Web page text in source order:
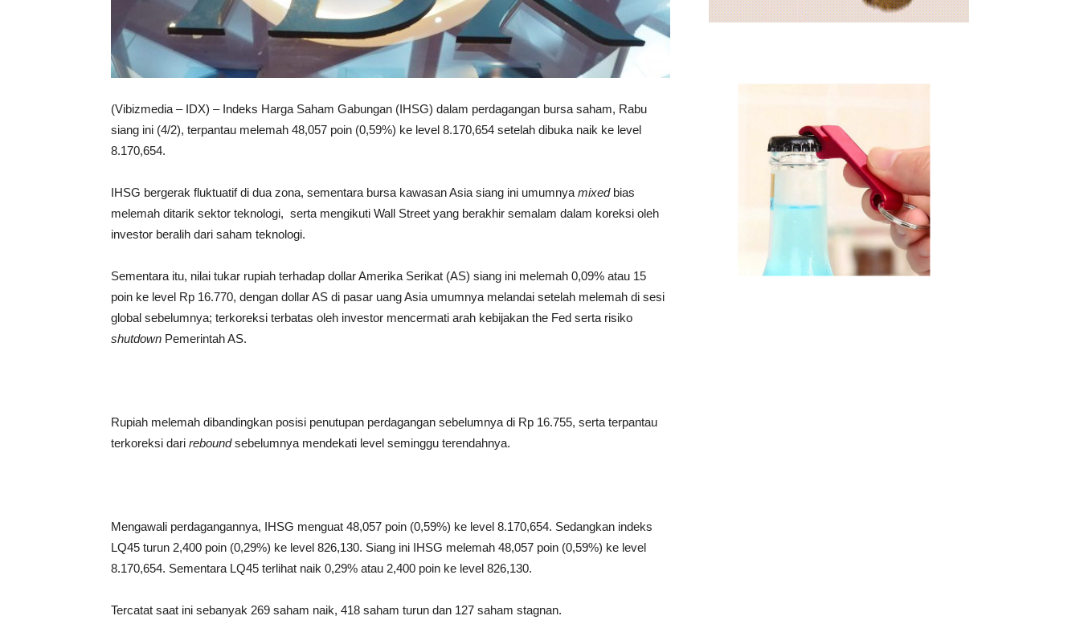
(Vibizmedia – IDX) – Indeks Harga Saham Gabungan (IHSG) dalam perdagangan bursa saham, Rabu
siang ini (4/2), terpantau melemah 48,057 poin (0,59%) ke level 8.170,654 setelah dibuka naik ke level
8.170,654.
IHSG bergerak fluktuatif di dua zona, sementara bursa kawasan Asia siang ini umumnya mixedbias
melemah ditarik sektor teknologi, serta mengikuti Wall Street yang berakhir semalam dalam koreksi oleh
investor beralih dari saham teknologi.
Sementara itu, nilai tukar rupiah terhadap dollar Amerika Serikat (AS) siang ini melemah 0,09% atau 15
poin ke level Rp 16.770, dengan dollar AS di pasar uang Asia umumnya melandai setelah melemah di sesi
global sebelumnya; terkoreksi terbatas oleh investor mencermati arah kebijakan the Fed serta risiko
shutdown Pemerintah AS.
Rupiah melemah dibandingkan posisi penutupan perdagangan sebelumnya di Rp 16.755, serta terpantau
terkoreksi dari reboundsebelumnya mendekati level seminggu terendahnya.
Mengawali perdagangannya, IHSG menguat 48,057 poin (0,59%) ke level 8.170,654. Sedangkan indeks
LQ45 turun 2,400 poin (0,29%) ke level 826,130. Siang ini IHSG melemah 48,057 poin (0,59%) ke level
8.170,654. Sementara LQ45 terlihat naik 0,29% atau 2,400 poin ke level 826,130.
Tercatat saat ini sebanyak 269 saham naik, 418 saham turun dan 127 saham stagnan.